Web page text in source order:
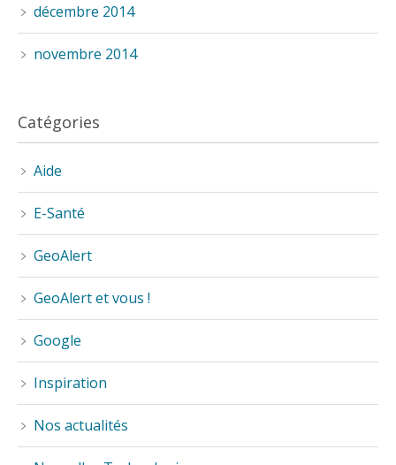
décembre 2014
novembre 2014
Catégories
Aide
E-Santé
GeoAlert
GeoAlert et vous !
Google
Inspiration
Nos actualités